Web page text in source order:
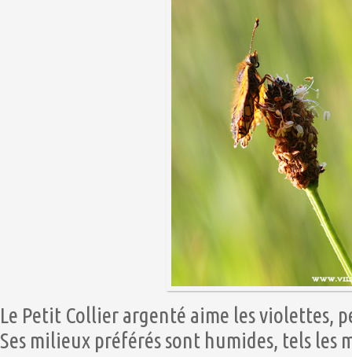
Le Petit Collier argenté aime les violettes,
Ses milieux préférés sont humides, tels les